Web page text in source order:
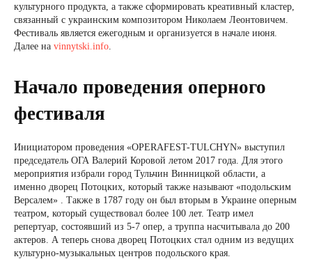
культурного продукта, а также сформировать креативный кластер,
связанный с украинским композитором Николаем Леонтовичем.
Фестиваль является ежегодным и организуется в начале июня.
Далее на vinnytski.info.
Начало проведения оперного
фестиваля
Инициатором проведения «OPERAFEST-TULCHYN» выступил
председатель ОГА Валерий Коровой летом 2017 года. Для этого
мероприятия избрали город Тульчин Винницкой области, а
именно дворец Потоцких, который также называют «подольским
Версалем» . Также в 1787 году он был вторым в Украине оперным
театром, который существовал более 100 лет. Театр имел
репертуар, состоявший из 5-7 опер, а труппа насчитывала до 200
актеров. А теперь снова дворец Потоцких стал одним из ведущих
культурно-музыкальных центров подольского края.